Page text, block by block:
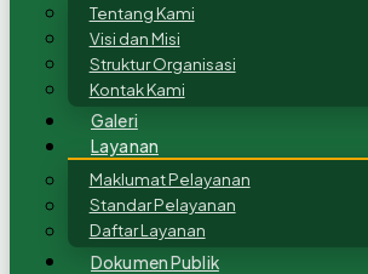
Tentang Kami
Visi dan Misi
Struktur Organisasi
Kontak Kami
Galeri
Layanan
Maklumat Pelayanan
Standar Pelayanan
Daftar Layanan
Dokumen Publik